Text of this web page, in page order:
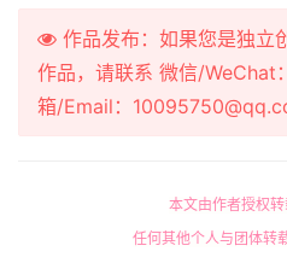
作品发布：如果您是独立
作品，请联系 微信/WeChat
箱/Email：
本文由作者授权转
任何其他个人与团体转